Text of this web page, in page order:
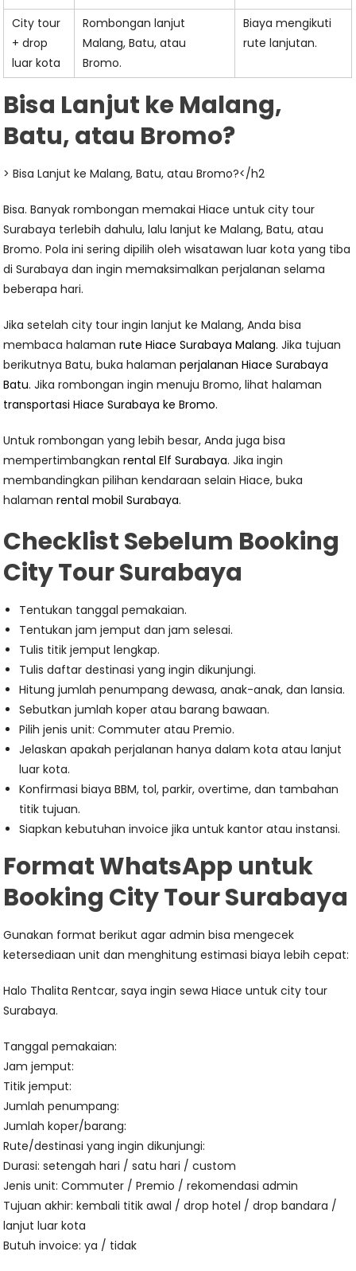
City tour
+ drop
luar kota
Rombongan lanjut
Malang, Batu, atau
Bromo.
Biaya mengikuti
rute lanjutan.
Bisa Lanjut ke Malang,
Batu, atau Bromo?
> Bisa Lanjut ke Malang, Batu, atau Bromo?</h2
Bisa. Banyak rombongan memakai Hiace untuk city tour
Surabaya terlebih dahulu, lalu lanjut ke Malang, Batu, atau
Bromo. Pola ini sering dipilih oleh wisatawan luar kota yang tiba
di Surabaya dan ingin memaksimalkan perjalanan selama
beberapa hari.
Jika setelah city tour ingin lanjut ke Malang, Anda bisa
membaca halamanrute Hiace Surabaya Malang. Jika tujuan
berikutnya Batu, buka halamanperjalanan Hiace Surabaya
Batu. Jika rombongan ingin menuju Bromo, lihat halaman
transportasi Hiace Surabaya ke Bromo.
Untuk rombongan yang lebih besar, Anda juga bisa
mempertimbangkanrental Elf Surabaya. Jika ingin
membandingkan pilihan kendaraan selain Hiace, buka
halamanrental mobil Surabaya.
Checklist Sebelum Booking
City Tour Surabaya
Tentukan tanggal pemakaian.
Tentukan jam jemput dan jam selesai.
Tulis titik jemput lengkap.
Tulis daftar destinasi yang ingin dikunjungi.
Hitung jumlah penumpang dewasa, anak-anak, dan lansia.
Sebutkan jumlah koper atau barang bawaan.
Pilih jenis unit: Commuter atau Premio.
Jelaskan apakah perjalanan hanya dalam kota atau lanjut
luar kota.
Konfirmasi biaya BBM, tol, parkir, overtime, dan tambahan
titik tujuan.
Siapkan kebutuhan invoice jika untuk kantor atau instansi.
Format WhatsApp untuk
Booking City Tour Surabaya
Gunakan format berikut agar admin bisa mengecek
ketersediaan unit dan menghitung estimasi biaya lebih cepat:
Halo Thalita Rentcar, saya ingin sewa Hiace untuk city tour
Surabaya.
Tanggal pemakaian:
Jam jemput:
Titik jemput:
Jumlah penumpang:
Jumlah koper/barang:
Rute/destinasi yang ingin dikunjungi:
Durasi: setengah hari / satu hari / custom
Jenis unit: Commuter / Premio / rekomendasi admin
Tujuan akhir: kembali titik awal / drop hotel / drop bandara /
lanjut luar kota
Butuh invoice: ya / tidak